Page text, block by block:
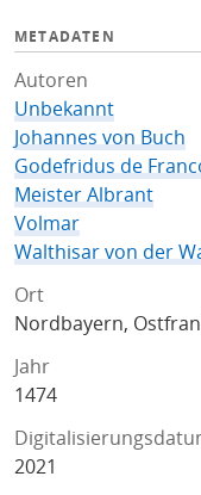
METADATEN
Autoren
Unbekannt
Johannes von Buch
Godefridus de
Meister Albrant
Volmar
Walthisar von der
Ort
Nordbayern,
Jahr
1474
2021